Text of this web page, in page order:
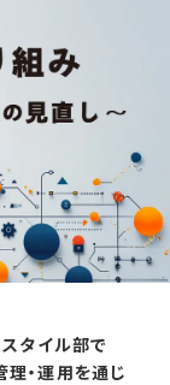
スタイル部で
理・運用を通じ